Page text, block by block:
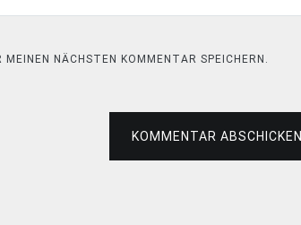
NÄCHSTEN KOMMENTAR SPEICHERN.
KOMMENTAR ABSCHICKEN